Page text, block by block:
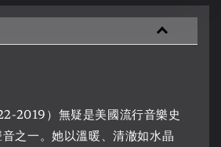
2019）無疑是美國流行音樂史
音之一。她以溫暖、清澈如水晶